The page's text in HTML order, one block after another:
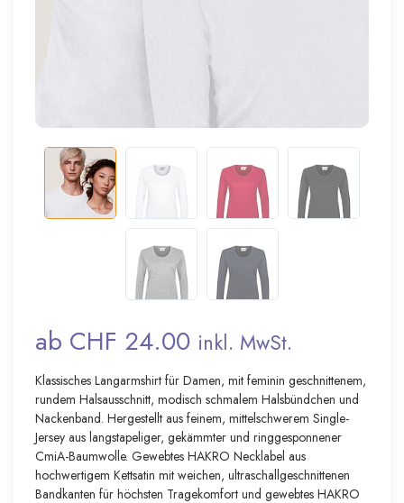
ab CHF 24.00 inkl. MwSt.
Klassisches Langarmshirt für Damen, mit feminin geschnittenem,
rundem Halsausschnitt, modisch schmalem Halsbündchen und
Nackenband. Hergestellt aus feinem, mittelschwerem Single-
Jersey aus langstapeliger, gekämmter und ringgesponnener
CmiA-Baumwolle. Gewebtes HAKRO Necklabel aus
hochwertigem Kettsatin mit weichen, ultraschallgeschnittenen
Bandkanten für höchsten Tragekomfort und gewebtes HAKRO